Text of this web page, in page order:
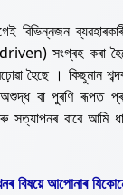
বিভিন্নজন
সংগ্ৰহ কৰা
হৈছে । কিছুমান
বা পুৰণি ৰূপত
বাবে আমি
বিষয়ে আপোনাৰ যিকোনো